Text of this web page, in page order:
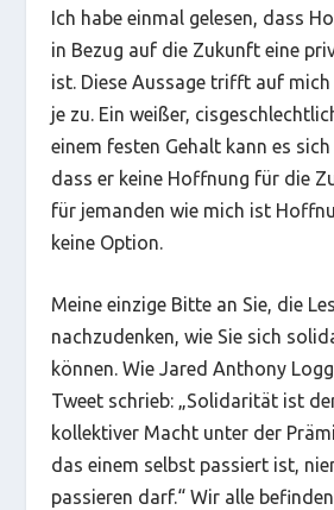
Ich habe einmal gelesen, dass
in Bezug auf die Zukunft eine
ist. Diese Aussage trifft auf mich
je zu. Ein weißer,
einem festen Gehalt kann es
dass er keine Hoffnung für die
für jemanden wie mich ist
keine Option.
Meine einzige Bitte an Sie, die
nachzudenken, wie Sie sich
können. Wie Jared Anthony
Tweet schrieb:„Solidarität ist
kollektiver Macht unter der
das einem selbst passiert ist,
passieren darf.“Wir alle